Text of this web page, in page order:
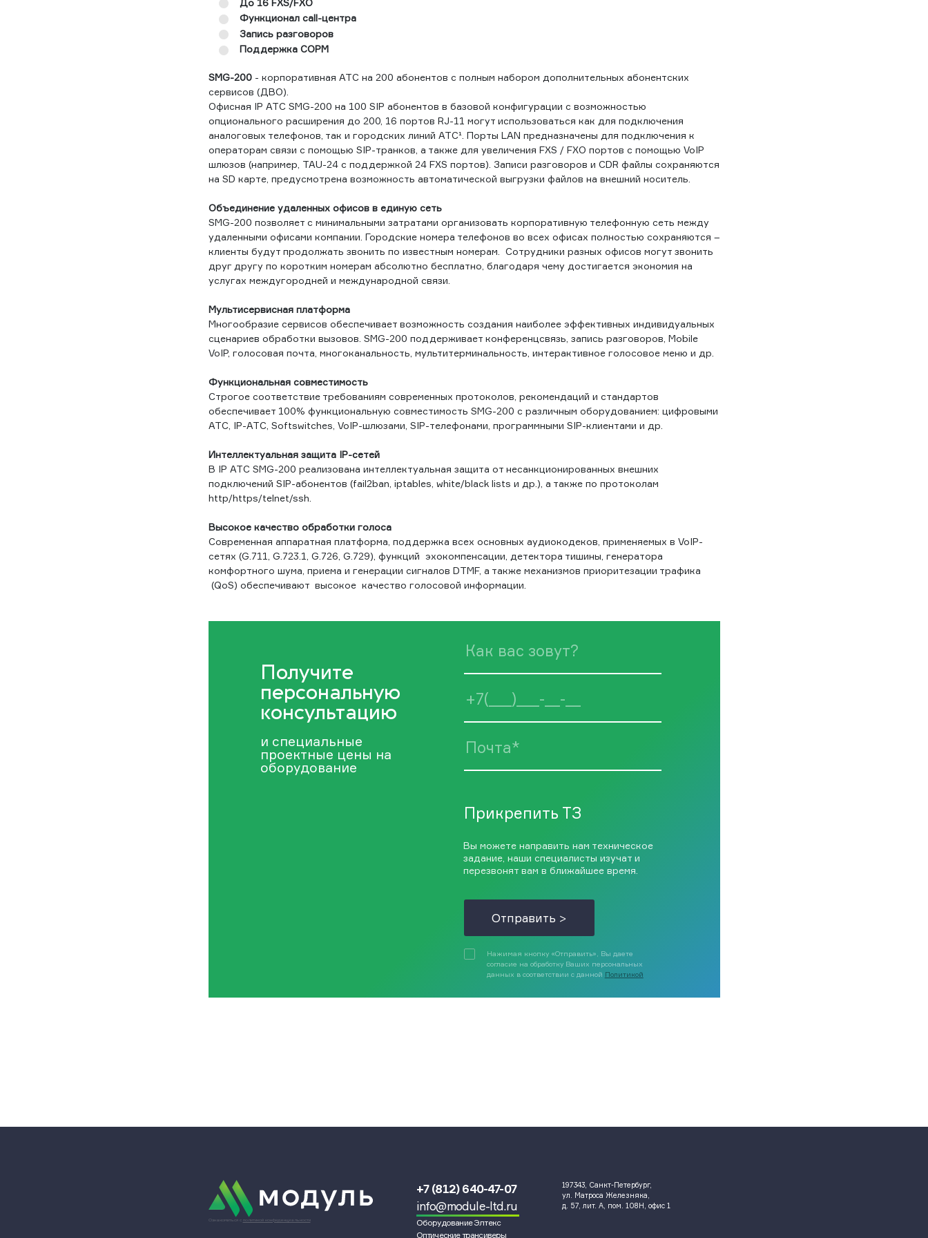
До 16 FXS/FXO
Функционал сall-центра
Запись разговоров
Поддержка СОРМ
SMG-200- корпоративная АТС на 200 абонентов с полным набором дополнительных абонентских
сервисов (ДВО).
Офисная IP АТС SMG-200 на 100 SIP абонентов в базовой конфигурации с возможностью
опционального расширения до 200, 16 портов RJ-11 могут использоваться как для подключения
аналоговых телефонов, так и городских линий АТС¹. Порты LAN предназначены для подключения к
операторам связи с помощью SIP-транков, а также для увеличения FXS / FXO портов с помощью VoIP
шлюзов (например, TAU-24 с поддержкой 24 FXS портов). Записи разговоров и CDR файлы сохраняются
на SD карте, предусмотрена возможность автоматической выгрузки файлов на внешний носитель.
Объединение удаленных офисов в единую сеть
SMG-200 позволяет с минимальными затратами организовать корпоративную телефонную сеть между
удаленными офисами компании. Городские номера телефонов во всех офисах полностью сохраняются –
клиенты будут продолжать звонить по известным номерам. Сотрудники разных офисов могут звонить
друг другу по коротким номерам абсолютно бесплатно, благодаря чему достигается экономия на
услугах междугородней и международной связи.
Мультисервисная платформа
Многообразие сервисов обеспечивает возможность создания наиболее эффективных индивидуальных
сценариев обработки вызовов. SMG-200 поддерживает конференцсвязь, запись разговоров, Mobile
VoIP, голосовая почта, многоканальность, мультитерминальность, интерактивное голосовое меню и др.
Функциональная совместимость
Строгое соответствие требованиям современных протоколов, рекомендаций и стандартов
обеспечивает 100% функциональную совместимость SMG-200 с различным оборудованием: цифровыми
АТС, IP-АТС, Softswitches, VoIP-шлюзами, SIP-телефонами, программными SIP-клиентами и др.
Интеллектуальная защита IP-сетей
В IP АТС SMG-200 реализована интеллектуальная защита от несанкционированных внешних
подключений SIP-абонентов (fail2ban, iptables, white/black lists и др.), а также по протоколам
http/https/telnet/ssh.
Высокое качество обработки голоса
Современная аппаратная платформа, поддержка всех основных аудиокодеков, применяемых в VoIP-
сетях (G.711, G.723.1, G.726, G.729), функций эхокомпенсации, детектора тишины, генератора
комфортного шума, приема и генерации сигналов DTMF, а также механизмов приоритезации трафика
(QoS) обеспечивают высокое качество голосовой информации.
Получите
персональную
консультацию
и специальные
проектные цены на
оборудование
Прикрепить ТЗ
Вы можете направить нам техническое
задание, наши специалисты изучат и
перезвонят вам в ближайшее время.
Отправить >
Нажимая кнопку «Отправить», Вы даете
согласие на обработку Ваших персональных
данных в соответствии с данной Политикой
Ознакомиться с политикой конфиденциальности
+7 (812) 640-47-07
info@module-ltd.ru
Оборудование Элтекс
Оптические трансиверы
197343, Санкт-Петербург,
ул. Матроса Железняка,
д. 57, лит. А, пом. 108Н, офис 1